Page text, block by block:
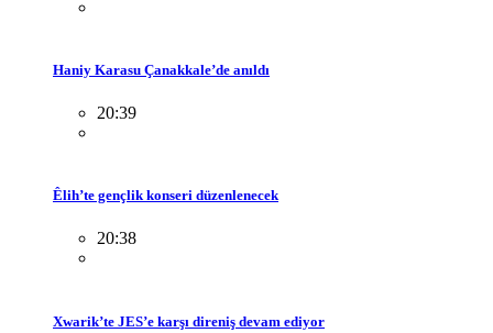
Haniy Karasu Çanakkale’de anıldı
20:39
Êlih’te gençlik konseri düzenlenecek
20:38
Xwarik’te JES’e karşı direniş devam ediyor